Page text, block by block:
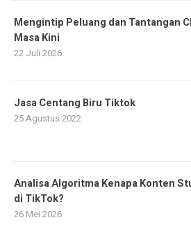
Mengintip Peluang dan Tantangan
Masa Kini
22 Juli 2026
Jasa Centang Biru Tiktok
25 Agustus 2022
Analisa Algoritma Kenapa Konten
di TikTok?
26 Mei 2026